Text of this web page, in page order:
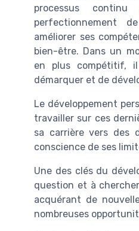
processus
perfectionnement
améliorer ses
bien-être. Dans un
en plus compétitif,
démarquer et de
Le développement
travailler sur ces
sa carrière vers des
conscience de ses
Une des clés du
question et à
acquérant de
nombreuses